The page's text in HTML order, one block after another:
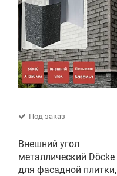
Под заказ
Внешний угол
металлический Döcke
для фасадной плитки,